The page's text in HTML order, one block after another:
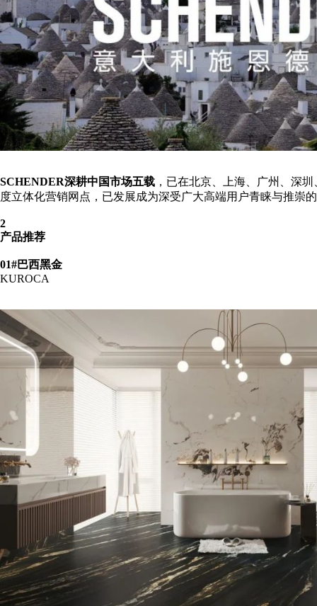
SCHENDER深耕中国市场五载 ，已在北京、上海、广州、深
度立体化营销网点，已发展成为深受广大高端用户青睐与推崇
2
产品推荐
01#巴西黑金
KUROCA